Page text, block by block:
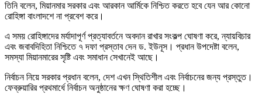
তিনি বলেন, মিয়ানমার সরকার এবং আরকান আর্মিকে নিশ্চিত করতে হবে যেন আর কোনো
রোহিঙ্গা বাংলাদশে না প্রবেশ করে।
এ সময় রোহিঙ্গাদের মর্যাদাপূর্ণ প্রত্যাবর্তনে অবদান রাখার সংকল্প ঘোষণা করে, ন্যায়বিচার
এবং জবাবদিহিতা নিশ্চিতে ৭ দফা প্রস্তাব দেন ড. ইউনূস। প্রধান উপদেষ্টা বলেন,
সমস্যা মিয়ানমারের সৃষ্টি এবং সমাধান সেখানেই আছে।
নির্বাচন নিয়ে সরকার প্রধান বলেন, দেশ এখন স্থিতিশীল এবং নির্বাচনের জন্য প্রস্তুত।
ফেব্রুয়ারির প্রথমার্ধে নির্বাচন অনুষ্ঠানের ক্ষণ ঘোষণা করা হচ্ছে।